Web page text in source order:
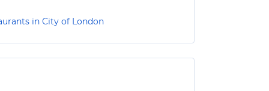
in City of London